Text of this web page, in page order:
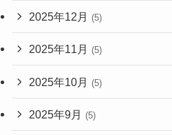
2025年12月 (5)
2025年11月 (5)
2025年10月 (5)
2025年9月 (5)